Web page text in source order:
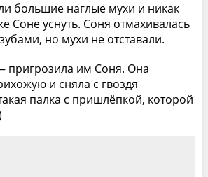
большие наглые мухи и никак
Соне уснуть. Соня отмахивалась
но мухи не отставали.
пригрозила им Соня. Она
и сняла с гвоздя
палка с пришлёпкой, которой